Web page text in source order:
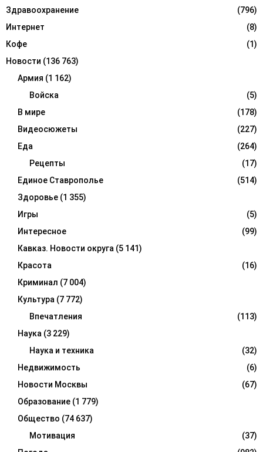
Здравоохранение
(796)
Интернет
(8)
Кофе
(1)
Новости (136 763)
Армия (1 162)
Войска
(5)
В мире
(178)
Видеосюжеты
(227)
Еда
(264)
Рецепты
(17)
Единое Ставрополье
(514)
Здоровье (1 355)
Игры
(5)
Интересное
(99)
Кавказ. Новости округа (5 141)
Красота
(16)
Криминал (7 004)
Культура (7 772)
Впечатления
(113)
Наука (3 229)
Наука и техника
(32)
Недвижимость
(6)
Новости Москвы
(67)
Образование (1 779)
Общество (74 637)
Мотивация
(37)